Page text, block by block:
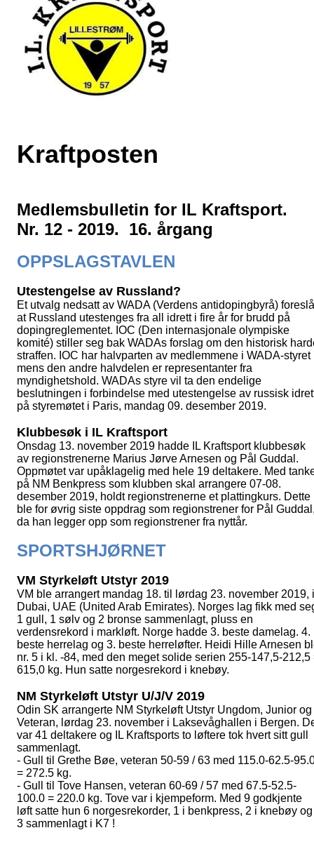
Kraftposten
Medlemsbulletin for IL Kraftsport.
Nr. 12 - 2019. 16. årgang
OPPSLAGSTAVLEN
Utestengelse av Russland?
Et utvalg nedsatt av WADA (Verdens antidopingbyrå)
at Russland utestenges fra all idrett i fire år for brudd på
dopingreglementet. IOC (Den internasjonale olympiske
komité) stiller seg bak WADAs forslag om den historisk
straffen. IOC har halvparten av medlemmene i WADA-styret
mens den andre halvdelen er representanter fra
myndighetshold. WADAs styre vil ta den endelige
beslutningen i forbindelse med utestengelse av russisk
på styremøtet i Paris, mandag 09. desember 2019.
Klubbesøk i IL Kraftsport
Onsdag 13. november 2019 hadde IL Kraftsport klubbesøk
av regionstrenerne Marius Jørve Arnesen og Pål Guddal.
Oppmøtet var upåklagelig med hele 19 deltakere. Med
på NM Benkpress som klubben skal arrangere 07-08.
desember 2019, holdt regionstrenerne et plattingkurs. Dette
ble for øvrig siste oppdrag som regionstrener for Pål
da han legger opp som regionstrener fra nyttår.
SPORTSHJØRNET
VM Styrkeløft Utstyr 2019
VM ble arrangert mandag 18. til lørdag 23. november 2019, i
Dubai, UAE (United Arab Emirates). Norges lag fikk med
1 gull, 1 sølv og 2 bronse sammenlagt, pluss en
verdensrekord i markløft. Norge hadde 3. beste damelag. 4.
beste herrelag og 3. beste herreløfter. Heidi Hille Arnesen
nr. 5 i kl. -84, med den meget solide serien 255-147,5-212,5
615,0 kg. Hun satte norgesrekord i knebøy.
NM Styrkeløft Utstyr U/J/V 2019
Odin SK arrangerte NM Styrkeløft Utstyr Ungdom, Junior og
Veteran, lørdag 23. november i Laksevåghallen i Bergen.
var 41 deltakere og IL Kraftsports to løftere tok hvert sitt gull
sammenlagt.
- Gull til Grethe Bøe, veteran 50-59 / 63 med 115.0-62.5-
= 272.5 kg.
- Gull til Tove Hansen, veteran 60-69 / 57 med 67.5-52.5-
100.0 = 220.0 kg. Tove var i kjempeform. Med 9 godkjente
løft satte hun 6 norgesrekorder, 1 i benkpress, 2 i knebøy og
3 sammenlagt i K7 !